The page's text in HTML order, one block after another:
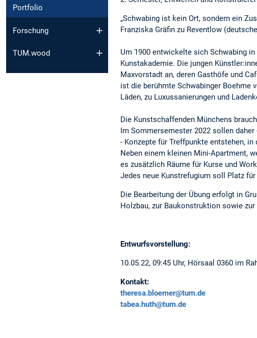
Portfolio
Forschung
TUM.wood
„Schwabing ist kein Ort, sondern ein
Franziska Gräfin zu Reventlow
Um 1900 entwickelte sich Schwabing
Kunstakademie. Die jungen
Maxvorstadt an, deren Gasthöfe und
ist die berühmte Schwabinger Boehme
Läden, zu Luxussanierungen und
Die Kunstschaffenden Münchens
Im Sommersemester 2022 sollen
- Konzepte für Treffpunkte entstehen,
Neben einem kleinen Mini-Apartment,
es zusätzlich Räume für Kurse und
Jedes neue Kunstrefugium soll Platz
Die Bearbeitung der Übung erfolgt in
Holzbau, zur Baukonstruktion sowie
Entwurfsvorstellung:
10.05.22, 09:45 Uhr, Hörsaal 0360 im
Kontakt:
theresa.bloemer@tum.de
tabea.huth@tum.de